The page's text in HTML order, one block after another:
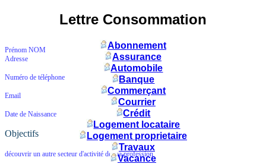
Prénom NOM
Adresse
Numéro de téléphone
Email
Date de Naissance
Objectifs
découvrir un autre secteur d'activité de ma profession
Lettre Consommation
Abonnement
Assurance
Automobile
Banque
Commerçant
Courrier
Crédit
Logement locataire
Logement proprietaire
Travaux
Vacance